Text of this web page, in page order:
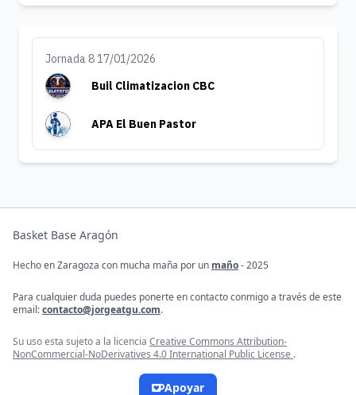
Jornada 8 17/01/2026
Buil Climatizacion CBC
APA El Buen Pastor
Basket Base Aragón
Hecho en Zaragoza con mucha maña por un maño- 2025
Para cualquier duda puedes ponerte en contacto conmigo a través de este
email:contacto@jorgeatgu.com.
Su uso esta sujeto a la licencia Creative Commons Attribution-
NonCommercial-NoDerivatives 4.0 International Public License .
Apoyar